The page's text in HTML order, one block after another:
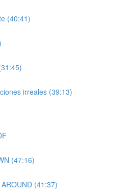
(40:41)
irreales (39:13)
(47:16)
(41:37)